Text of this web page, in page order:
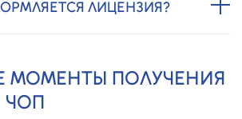
ЛИЦЕНЗИЯ?
МОМЕНТЫ ПОЛУЧЕНИЯ
ЧОП